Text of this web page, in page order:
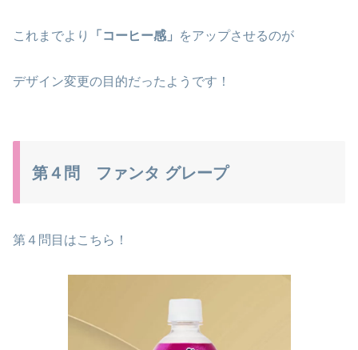
これまでより 「コーヒー感」 をアップさせるのが
デザイン変更の目的だったようです！
第４問 ファンタ グレープ
第４問目はこちら！